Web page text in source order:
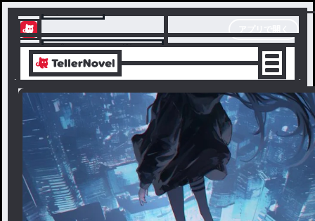
テラーノベル
アプリでサクサク楽しめる